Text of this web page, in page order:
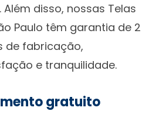
disso, nossas Telas
Paulo têm garantia de 2
de fabricação,
e tranquilidade.
gratuito